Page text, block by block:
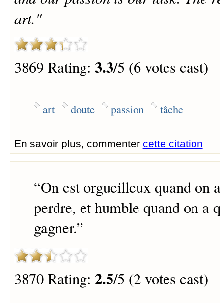
art."
3869 Rating: 3.3/5 (6 votes cast)
art doute passion tâche
En savoir plus, commenter cette citation
“On est orgueilleux quand on
perdre, et humble quand on a
gagner.”
3870 Rating: 2.5/5 (2 votes cast)